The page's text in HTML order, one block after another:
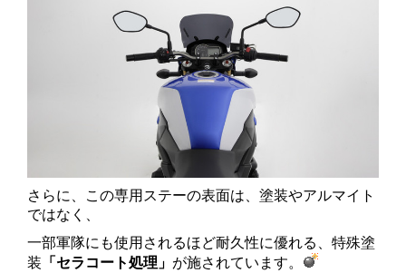
さらに、この専用ステーの表面は、塗装やアルマイト
ではなく、
一部軍隊にも使用されるほど耐久性に優れる、特殊塗
装 「セラコート処理」 が施されています。